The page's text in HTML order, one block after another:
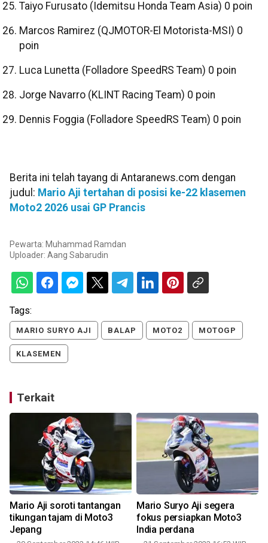
Taiyo Furusato (Idemitsu Honda Team Asia) 0 poin
Marcos Ramirez (QJMOTOR-El Motorista-MSI) 0
poin
Luca Lunetta (Folladore SpeedRS Team) 0 poin
Jorge Navarro (KLINT Racing Team) 0 poin
Dennis Foggia (Folladore SpeedRS Team) 0 poin
Berita ini telah tayang di Antaranews.com dengan
judul: Mario Aji tertahan di posisi ke-22 klasemen
Moto2 2026 usai GP Prancis
Pewarta: Muhammad Ramdan
Uploader: Aang Sabarudin
Tags:
MARIO SURYO AJI BALAP MOTO2 MOTOGP
KLASEMEN
Terkait
Mario Aji soroti tantangan
tikungan tajam di Moto3
Jepang
Mario Suryo Aji segera
fokus persiapkan Moto3
India perdana